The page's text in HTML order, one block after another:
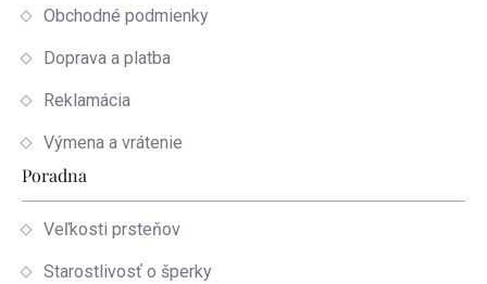
Obchodné podmienky
Doprava a platba
Reklamácia
Výmena a vrátenie
Poradna
Veľkosti prsteňov
Starostlivosť o šperky